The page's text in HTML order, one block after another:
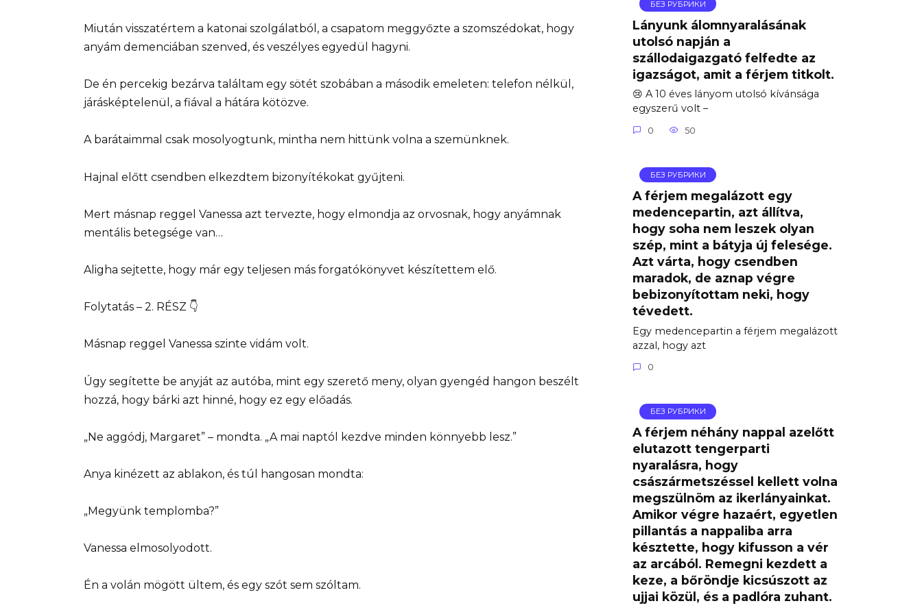
Miután visszatértem a katonai szolgálatból, a csapatom meggyőzte a szomszédokat, hogy
anyám demenciában szenved, és veszélyes egyedül hagyni.
De én percekig bezárva találtam egy sötét szobában a második emeleten: telefon nélkül,
járásképtelenül, a fiával a hátára kötözve.
A barátaimmal csak mosolyogtunk, mintha nem hittünk volna a szemünknek.
Hajnal előtt csendben elkezdtem bizonyítékokat gyűjteni.
Mert másnap reggel Vanessa azt tervezte, hogy elmondja az orvosnak, hogy anyámnak
mentális betegsége van…
Aligha sejtette, hogy már egy teljesen más forgatókönyvet készítettem elő.
Folytatás – 2. RÉSZ 👇
Másnap reggel Vanessa szinte vidám volt.
Úgy segítette be anyját az autóba, mint egy szerető meny, olyan gyengéd hangon beszélt
hozzá, hogy bárki azt hinné, hogy ez egy előadás.
„Ne aggódj, Margaret” – mondta. „A mai naptól kezdve minden könnyebb lesz.”
Anya kinézett az ablakon, és túl hangosan mondta:
„Megyünk templomba?”
Vanessa elmosolyodott.
Én a volán mögött ültem, és egy szót sem szóltam.
БЕЗ РУБРИКИ
Lányunk álomnyaralásának
utolsó napján a
szállodaigazgató felfedte az
igazságot, amit a férjem titkolt.
😢 A 10 éves lányom utolsó kívánsága
egyszerű volt –
0 50
БЕЗ РУБРИКИ
A férjem megalázott egy
medencepartin, azt állítva,
hogy soha nem leszek olyan
szép, mint a bátyja új felesége.
Azt várta, hogy csendben
maradok, de aznap végre
bebizonyítottam neki, hogy
tévedett.
Egy medencepartin a férjem megalázott
azzal, hogy azt
0
БЕЗ РУБРИКИ
A férjem néhány nappal azelőtt
elutazott tengerparti
nyaralásra, hogy
császármetszéssel kellett volna
megszülnöm az ikerlányainkat.
Amikor végre hazaért, egyetlen
pillantás a nappaliba arra
késztette, hogy kifusson a vér
az arcából. Remegni kezdett a
keze, a bőröndje kicsúszott az
ujjai közül, és a padlóra zuhant.